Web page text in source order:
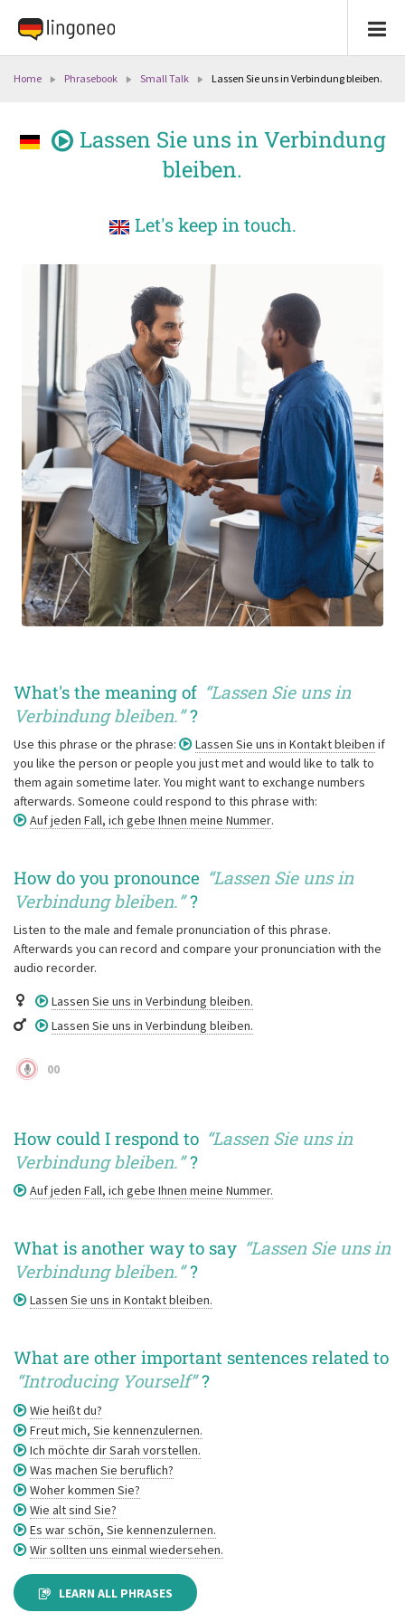
Home Phrasebook Small Talk Lassen Sie uns in Verbindung bleiben.
Lassen Sie uns in Verbindung
bleiben.
Let's keep in touch.
What's the meaning of “Lassen Sie uns in
Verbindung bleiben.” ?
Use this phrase or the phrase: Lassen Sie uns in Kontakt bleiben if
you like the person or people you just met and would like to talk to
them again sometime later. You might want to exchange numbers
afterwards. Someone could respond to this phrase with:
Auf jeden Fall, ich gebe Ihnen meine Nummer.
How do you pronounce “Lassen Sie uns in
Verbindung bleiben.” ?
Listen to the male and female pronunciation of this phrase.
Afterwards you can record and compare your pronunciation with the
audio recorder.
Lassen Sie uns in Verbindung bleiben.
Lassen Sie uns in Verbindung bleiben.
00
How could I respond to “Lassen Sie uns in
Verbindung bleiben.” ?
Auf jeden Fall, ich gebe Ihnen meine Nummer.
What is another way to say “Lassen Sie uns in
Verbindung bleiben.” ?
Lassen Sie uns in Kontakt bleiben.
What are other important sentences related to
“Introducing Yourself” ?
Wie heißt du?
Freut mich, Sie kennenzulernen.
Ich möchte dir Sarah vorstellen.
Was machen Sie beruflich?
Woher kommen Sie?
Wie alt sind Sie?
Es war schön, Sie kennenzulernen.
Wir sollten uns einmal wiedersehen.
LEARN ALL PHRASES